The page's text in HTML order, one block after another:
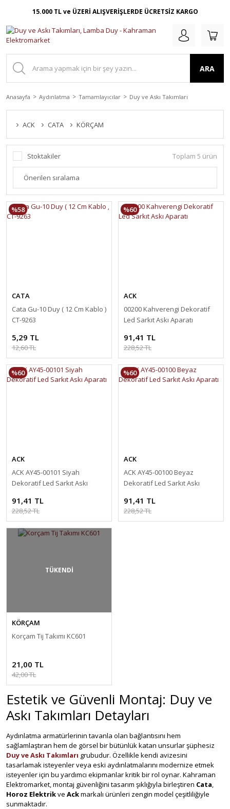
15.000 TL ve ÜZERİ ALIŞVERİŞLERDE ÜCRETSİZ KARGO
ARA
Anasayfa Aydınlatma Tamamlayıcılar Duy ve Askı Takımları
ACK CATA KÖRÇAM
Stoktakiler Toplam 5 ürün
%58
CATA
Cata Gu-10 Duy ( 12 Cm Kablo )
CT-9263
5,29 TL
12,60 TL
%60
ACK
00200 Kahverengi Dekoratif
Led Sarkıt Askı Aparatı
91,41 TL
228,52 TL
%60
ACK
ACK AY45-00101 Siyah
Dekoratif Led Sarkıt Askı
91,41 TL
228,52 TL
%60
ACK
ACK AY45-00100 Beyaz
Dekoratif Led Sarkıt Askı
91,41 TL
228,52 TL
TÜKENDİ
KÖRÇAM
Korçam Tij Takımı KC601
21,00 TL
42,00 TL
Estetik ve Güvenli Montaj: Duy ve
Askı Takımları Detayları
Aydınlatma armatürlerinin tavanla olan bağlantısını hem
sağlamlaştıran hem de görsel bir bütünlük katan unsurlar şüphesiz
Duy ve Askı Takımları grubudur. Özellikle kendi avizesini
tasarlamak isteyenler veya eski aydınlatmalarını modernize etmek
isteyenler için bu yardımcı ekipmanlar kritik bir rol oynar. Kahraman
Elektromarket, montaj güvenliğini tasarım şıklığıyla birleştiren Cata
Horoz Elektrikve Ackmarkalı ürünleri zengin model çeşitliliğiyle
sunmaktadır.